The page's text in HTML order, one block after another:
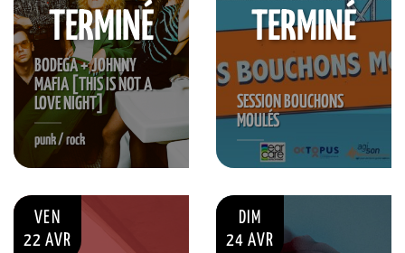
BODEGA + JOHNNY
MAFIA [THIS IS NOT A
LOVE NIGHT]
punk / rock
TERMINÉ
SESSION BOUCHONS
MOULÉS
TERMINÉ
VEN
22 AVR
DIM
24 AVR